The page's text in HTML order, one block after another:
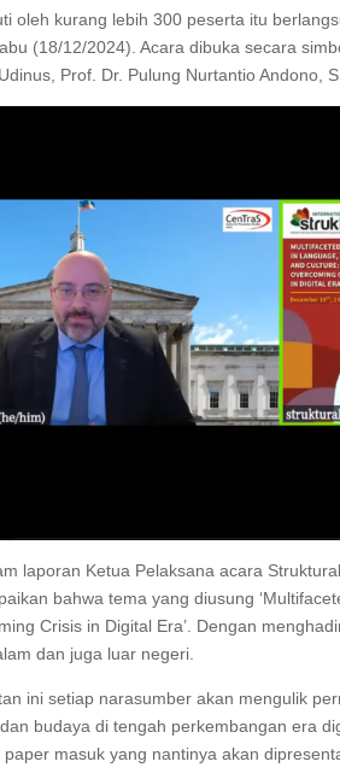
oleh kurang lebih 300 peserta itu
(18/12/2024). Acara dibuka secara
Prof. Dr. Pulung Nurtantio Andono,
laporan Ketua Pelaksana acara
bahwa tema yang diusung
Crisis in Digital Era’. Dengan
dan juga luar negeri.
ini setiap narasumber akan mengulik
budaya di tengah perkembangan era
masuk yang nantinya akan